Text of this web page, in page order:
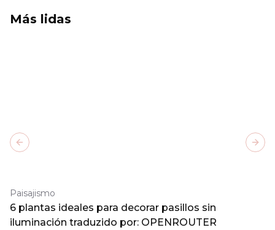
Más lidas
Paisajismo
6 plantas ideales para decorar pasillos sin
iluminación traduzido por: OPENROUTER
Previous slide